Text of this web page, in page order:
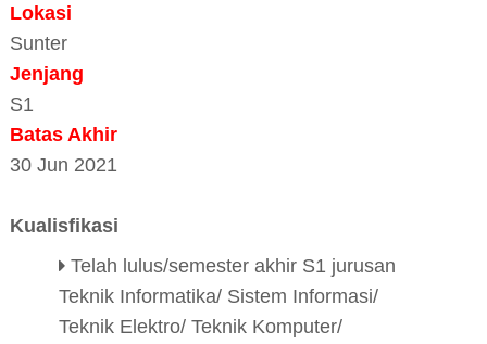
Lokasi
Sunter
Jenjang
S1
Batas Akhir
30 Jun 2021
Kualisfikasi
Telah lulus/semester akhir S1 jurusan
Teknik Informatika/ Sistem Informasi/
Teknik Elektro/ Teknik Komputer/